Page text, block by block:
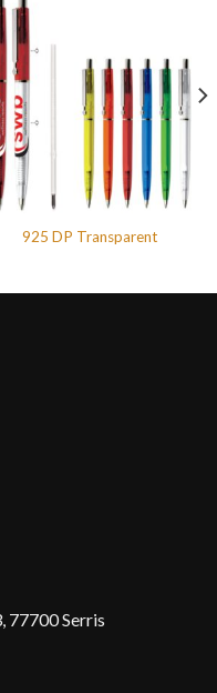
925 DP Transparent
77700 Serris